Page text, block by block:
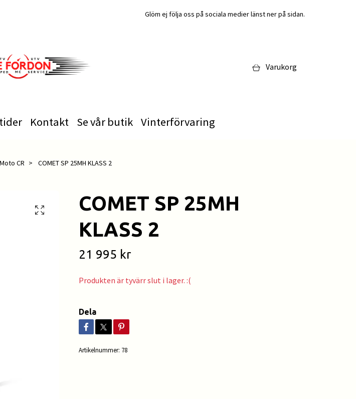
Glöm ej följa oss på sociala medier länst ner på sidan.
Varukorg
Kontakt Se vår butik Vinterförvaring
Moto CR COMET SP 25MH KLASS 2
COMET SP 25MH
KLASS 2
21 995 kr
Produkten är tyvärr slut i lager. :(
Dela
Artikelnummer: 78